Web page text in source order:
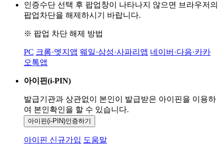
인증수단 선택 후 팝업창이 나타나지 않으면 브라우저의
팝업차단을 해제하시기 바랍니다.
※ 팝업 차단 해제 방법
PC 크롬·엣지앱 웨일·삼성·사파리앱 네이버·다음·카카
오톡앱
아이핀(i-PIN)
발급기관과 상관없이 본인이 발급받은 아이핀을 이용하
여 본인확인을 할 수 있습니다.
아이핀(i-PIN)인증하기
아이핀 신규가입 도움말